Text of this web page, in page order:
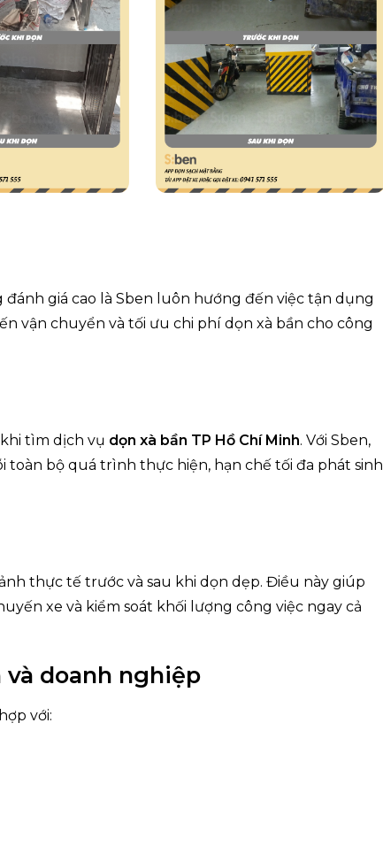
giá cao là Sben luôn hướng đến việc tận dụng
vận chuyển và tối ưu chi phí dọn xà bần cho công
tìm dịch vụ dọn xà bần TP Hồ Chí Minh. Với Sben,
toàn bộ quá trình thực hiện, hạn chế tối đa phát sinh
thực tế trước và sau khi dọn dẹp. Điều này giúp
xe và kiểm soát khối lượng công việc ngay cả
và doanh nghiệp
với: